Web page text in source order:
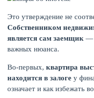
Это утверждение не
Собственником
является сам заемщик —
важных нюанса.
Во-первых, квартира
находится в залоге у
означает и как избежать